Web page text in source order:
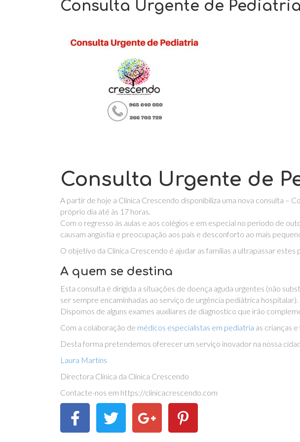
Consulta Urgente de Pediatria
Consulta Urgente de
A partir de hoje a Clínica Crescendo disponibiliza uma nova consulta –
próprio dia até às 17 horas.
Com o regresso às aulas e aos colégios e em especial no período de
causam angústia e preocupação aos pais e desconforto ao mais
O objetivo da Clínica Crescendo é ajudar as famílias a ultrapassar
A quem se destina
Esta consulta é dirigida a situações de doença aguda urgentes (não
ser sempre encaminhadas ao serviço de urgência pediátrica hospitalar).
Dispomos de alguns exames auxiliares de diagnostico que irão
Com a colaboração de médicos especialistas em pediatria as crianças
Desta forma pretendemos oferecer um serviço inovador na nossa
Laura Martins
Directora Clínica da Clínica Crescendo
Contacte-nos em https://clinicacrescendo.com